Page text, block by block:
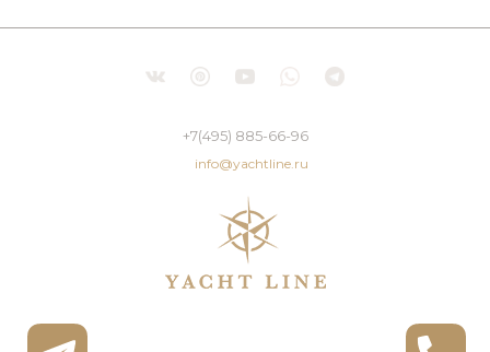
+7(495) 885-66-96
info@yachtline.ru